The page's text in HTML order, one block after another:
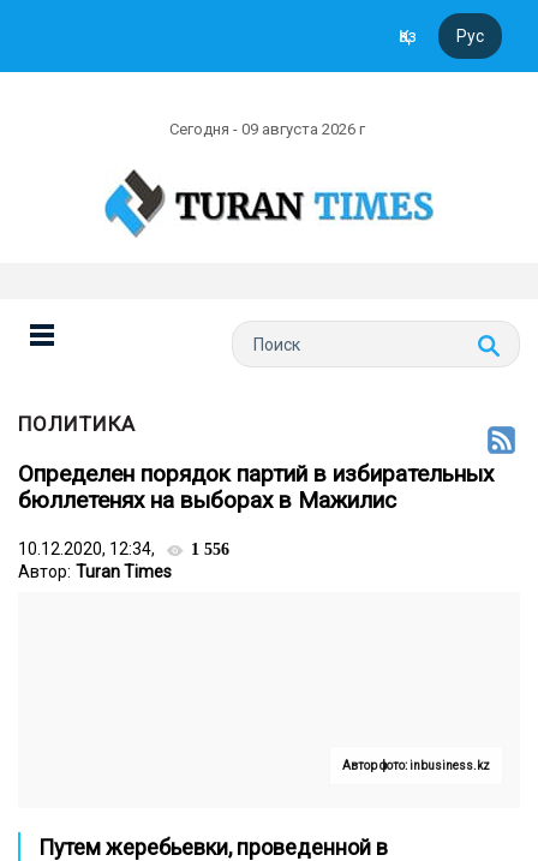
Қаз Рус
Сегодня - 09 августа 2026 г
ПОЛИТИКА
Определен порядок партий в избирательных
бюллетенях на выборах в Мажилис
10.12.2020, 12:34, 1 556
Автор: Turan Times
Автор фото: inbusiness.kz
Путем жеребьевки, проведенной в